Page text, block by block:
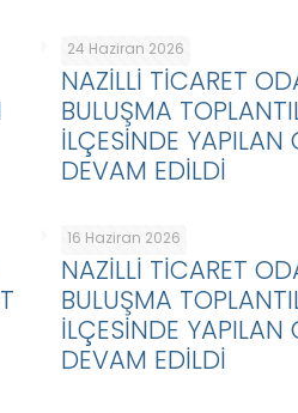
24 Haziran 2026
NAZİLLİ TİCARET
BULUŞMA
İLÇESİNDE YAPILAN
DEVAM EDİLDİ
16 Haziran 2026
NAZİLLİ TİCARET
BULUŞMA
İLÇESİNDE YAPILAN
DEVAM EDİLDİ